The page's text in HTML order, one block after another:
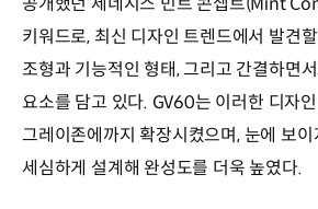
키워드로, 최신 디자인 트렌드에서 발견
조형과 기능적인 형태, 그리고 간결하면
요소를 담고 있다. GV60는 이러한 디자
그레이존에까지 확장시켰으며, 눈에 보
세심하게 설계해 완성도를 더욱 높였다.